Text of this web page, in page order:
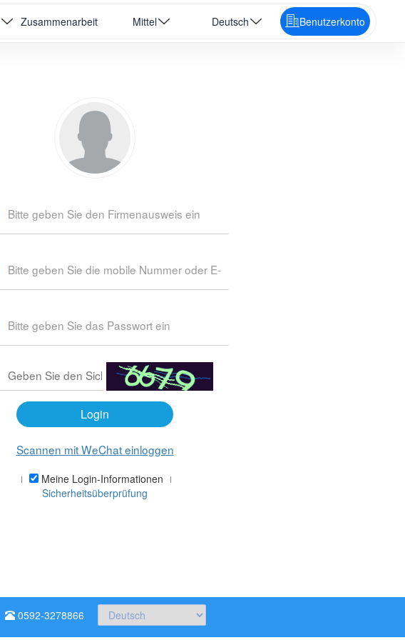
Zusammenarbeit Mittel Deutsch Benutzerkonto
Login
Scannen mit WeChat einloggen
Meine Login-Informationen
Sicherheitsüberprüfung
0592-3278866